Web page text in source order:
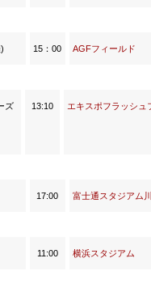
15：00 AGFフィールド
ズ 13:10 エキスポフラッシュ
17:00 富士通スタジアム
11:00 横浜スタジアム